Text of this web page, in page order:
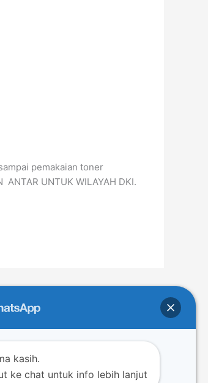
pemakaian toner
UNTUK WILAYAH DKI.
kasih.
ke chat untuk info lebih lanjut